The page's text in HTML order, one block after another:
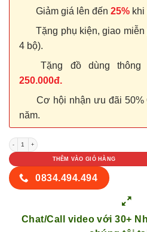
Giảm giá lên đến 25% khi
Tặng phụ kiện, giao
4 bộ).
Tặng đồ dùng
250.000đ.
Cơ hội nhận ưu đãi 50%
năm.
CỬA GỖ CÔNG NGHIỆP MDF VENEER P1R2 xoan
THÊM VÀO GIỎ HÀNG
0834.494.494
Chat/Call video với 30+